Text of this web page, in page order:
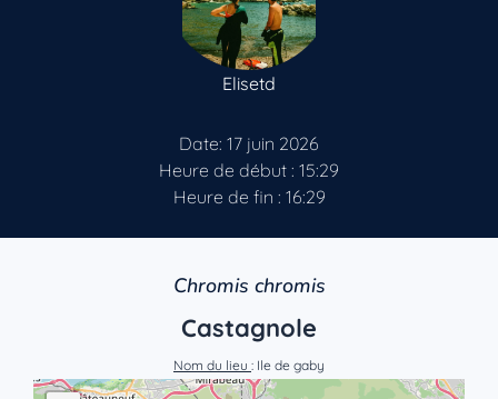
Elisetd
Date: 17 juin 2026
Heure de début : 15:29
Heure de fin : 16:29
Chromis chromis
Castagnole
Nom du lieu : Ile de gaby